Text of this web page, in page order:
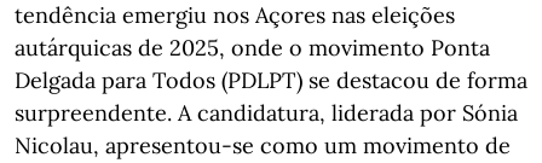
tendência emergiu nos Açores nas eleições
autárquicas de 2025, onde o movimento Ponta
Delgada para Todos (PDLPT) se destacou de forma
surpreendente. A candidatura, liderada por Sónia
Nicolau, apresentou-se como um movimento de